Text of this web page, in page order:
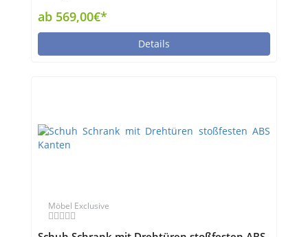
ab 569,00€*
Details
Möbel Exclusive